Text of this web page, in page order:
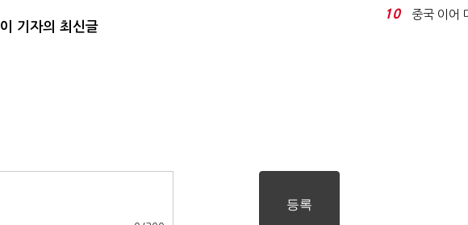
이 기자의 최신글
적극적 조
10
중국 이어